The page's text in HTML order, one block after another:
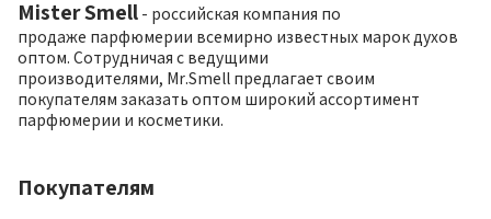
Mister Smell - российская компания по
продаже парфюмерии всемирно известных марок духов
оптом. Сотрудничая с ведущими
производителями, Mr.Smell предлагает своим
покупателям заказать оптом широкий ассортимент
парфюмерии и косметики.
Покупателям